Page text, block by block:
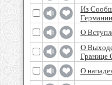
Из
О
О
Границе
О